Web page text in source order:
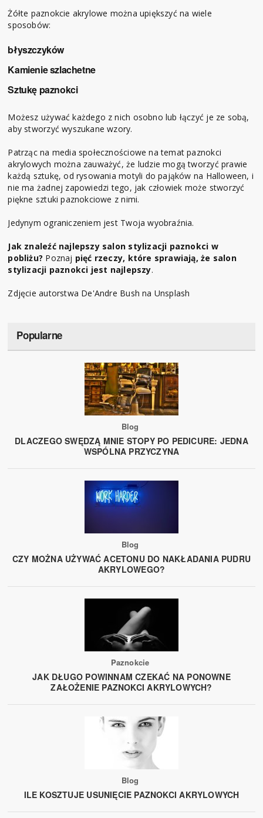
Żółte paznokcie akrylowe można upiększyć na wiele
sposobów:
błyszczyków
Kamienie szlachetne
Sztukę paznokci
Możesz używać każdego z nich osobno lub łączyć je ze sobą,
aby stworzyć wyszukane wzory.
Patrząc na media społecznościowe na temat paznokci
akrylowych można zauważyć, że ludzie mogą tworzyć prawie
każdą sztukę, od rysowania motyli do pająków na Halloween, i
nie ma żadnej zapowiedzi tego, jak człowiek może stworzyć
piękne sztuki paznokciowe z nimi.
Jedynym ograniczeniem jest Twoja wyobraźnia.
Jak znaleźć najlepszy salon stylizacji paznokci w
pobliżu? Poznaj pięć rzeczy, które sprawiają, że salon
stylizacji paznokci jest najlepszy.
Zdjęcie autorstwa De'Andre Bush na Unsplash
Popularne
Blog
DLACZEGO SWĘDZĄ MNIE STOPY PO PEDICURE: JEDNA
WSPÓLNA PRZYCZYNA
Blog
CZY MOŻNA UŻYWAĆ ACETONU DO NAKŁADANIA PUDRU
AKRYLOWEGO?
Paznokcie
JAK DŁUGO POWINNAM CZEKAĆ NA PONOWNE
ZAŁOŻENIE PAZNOKCI AKRYLOWYCH?
Blog
ILE KOSZTUJE USUNIĘCIE PAZNOKCI AKRYLOWYCH